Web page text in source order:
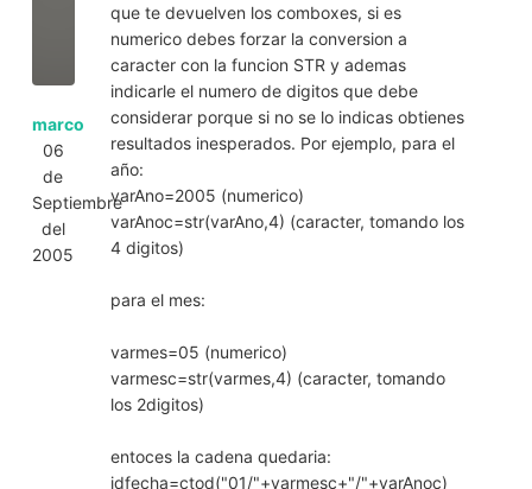
marco
06
de
Septiembre
del
2005
que te devuelven los comboxes, si es
numerico debes forzar la conversion a
caracter con la funcion STR y ademas
indicarle el numero de digitos que debe
considerar porque si no se lo indicas obtienes
resultados inesperados. Por ejemplo, para el
año:
varAno=2005 (numerico)
varAnoc=str(varAno,4) (caracter, tomando los
4 digitos)
para el mes:
varmes=05 (numerico)
varmesc=str(varmes,4) (caracter, tomando
los 2digitos)
entoces la cadena quedaria:
idfecha=ctod("01/"+varmesc+"/"+varAnoc)